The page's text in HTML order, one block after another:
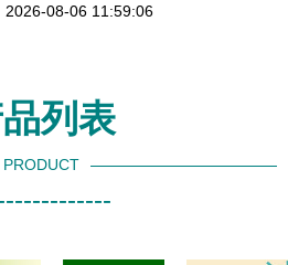
2026-08-06 11:59:06
列表
PRODUCT